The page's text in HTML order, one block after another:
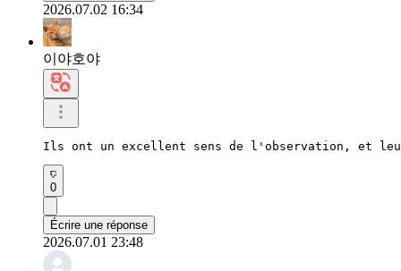
2026.07.02 16:34
이야호야
Ils ont un excellent sens de l'observation, et
0
Écrire une réponse
2026.07.01 23:48